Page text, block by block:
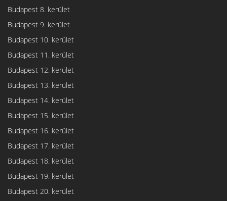
Budapest 8. kerület
Budapest 9. kerület
Budapest 10. kerület
Budapest 11. kerület
Budapest 12. kerület
Budapest 13. kerület
Budapest 14. kerület
Budapest 15. kerület
Budapest 16. kerület
Budapest 17. kerület
Budapest 18. kerület
Budapest 19. kerület
Budapest 20. kerület